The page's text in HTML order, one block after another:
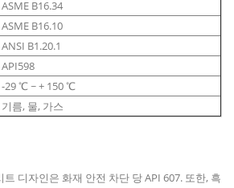
ASME B16.34
ASME B16.10
ANSI B1.20.1
API598
-29 ℃ ~ + 150 ℃
기름, 물, 가스
디자인은 화재 안전 차단 당 API 607. 또한, 흑